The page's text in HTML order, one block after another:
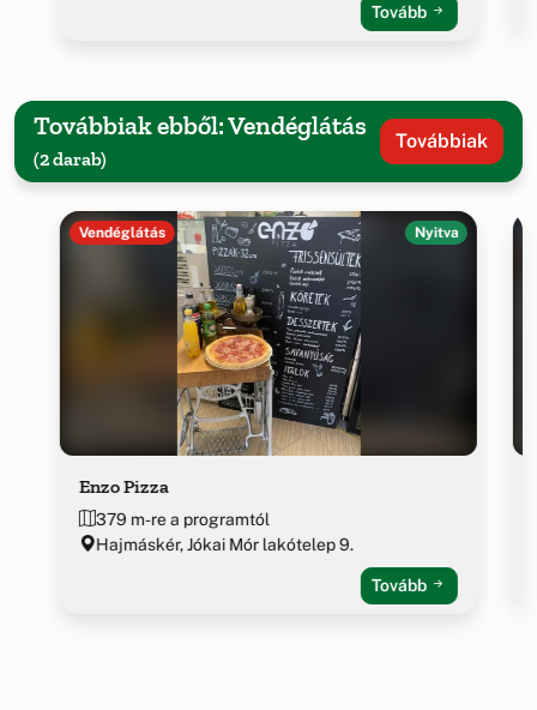
Tovább
Továbbiak ebből: Vendéglátás
(2 darab)
Továbbiak
Vendéglátás Nyitva
Enzo Pizza
379 m-re a programtól
Hajmáskér, Jókai Mór lakótelep 9.
Tovább